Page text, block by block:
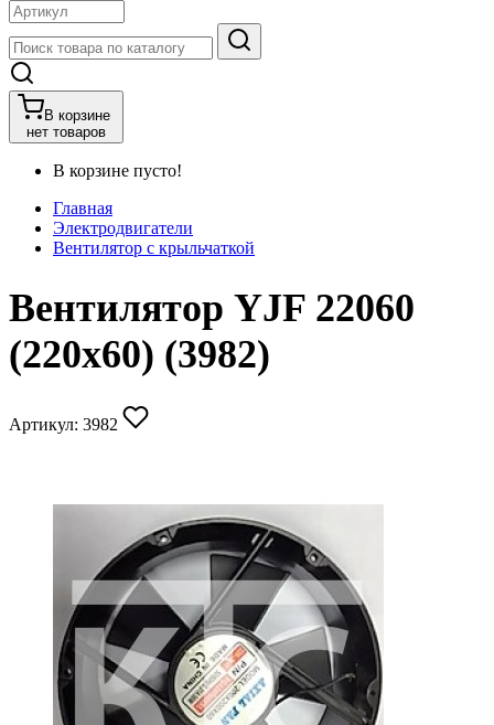
В корзине
нет товаров
В корзине пусто!
Главная
Электродвигатели
Вентилятор с крыльчаткой
Вентилятор YJF 22060
(220х60) (3982)
Артикул: 3982